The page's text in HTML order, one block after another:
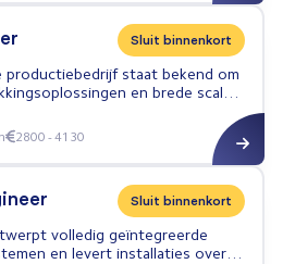
Sluit binnenkort
staat bekend om
en brede scala
consumenten dagelijks in
van dit bedrijf.
2800 - 4130
Sluit binnenkort
volledig geïntegreerde
en levert installaties over